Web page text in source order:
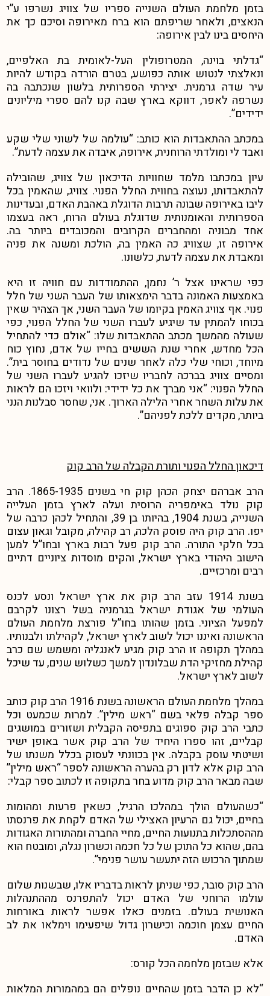
בזמן מלחמת העולם השנייה ספריו של צוויג נשרפו ע”י
הנאצים, ולאחר שריפתם הוא ברח מאירופה וסיכם כך את
היחסים בינו לבין אירופה:
“גדלתי בוינה, המטרופולין העל-לאומית בת האלפיים,
ונאלצתי לנטוש אותה כפושע, בטרם הורדה בקודש להיות
עיר שדה גרמנית. יצירתי הספרותית בלשון שנכתבה בה
נשרפה לאפר, דווקא בארץ שבה קנו להם ספרי מיליונים
ידידים”.
במכתב ההתאבדות הוא כותב: “עולמה של לשוני שלי שקע
ואבד לי ומולדתי הרוחנית, אירופה, איבדה את עצמה לדעת”.
עיון במכתבו מלמד שחוויות הדיכאון של צוויג, שהובילה
להתאבדותו, נעוצה בחווית החלל הפנוי. צוויג, שהאמין בכל
ליבו באירופה שבונה תרבות הדוגלת באהבת האדם, ובעדינות
הספרותית והאומנותית שדוגלת בעולם הרוח, ראה בעצמו
אחד מבוניה ומהחברים הקרובים והמכובדים ביותר בה.
אירופה זו, שצוויג כה האמין בה, הולכת ומשנה את פניה
ומאבדת את עצמה לדעת, כלשונו.
כפי שראינו אצל ר’ נחמן, ההתמודדות עם חוויה זו היא
באמצעות האמונה בדבר הימצאותו של העבר השני של חלל
פנוי. אף צוויג האמין בקיומו של העבר השני, אך הצהיר שאין
בכוחו להמתין עד שיגיע לעברו השני של החלל הפנוי, כפי
שעולה מהמשך מכתב ההתאבדות שלו: “אולם כדי להתחיל
הכל מחדש, אחרי שנת הששים בחייו של אדם, נחוץ כוח
מיוחד, וכוחי שלי כלה לאחר שנים של נדודים בחוסר בית”.
ומסיים צוויג בברכה לחבריו שיזכו להגיע לעברו השני של
החלל הפנוי: “אני מברך את כל ידידי: ולוואי ויזכו הם לראות
את עלות השחר אחרי הלילה הארוך. אני, שחסר סבלנות הנני
ביותר, מקדים ללכת לפניהם”.
דיכאון החלל הפנוי ותורת הקבלה של הרב קוק
הרב אברהם יצחק הכהן קוק חי בשנים 1865-1935. הרב
קוק נולד באימפריה הרוסית ועלה לארץ בזמן העלייה
השנייה, בשנת 1904, בהיותו בן 39, והתחיל לכהן כרבה של
יפו. הרב קוק היה פוסק הלכה, רב קהילה, מקובל וגאון עצום
בכל חלקי התורה. הרב קוק פעל רבות בארץ ובחו”ל למען
הישוב היהודי בארץ ישראל, והקים מוסדות ציוניים דתיים
רבים ומרכזיים.
בשנת 1914 עזב הרב קוק את ארץ ישראל ונסע לכנס
העולמי של אגודת ישראל בגרמניה בשל רצונו לקרבם
למפעל הציוני. בזמן שהותו בחו”ל פורצת מלחמת העולם
הראשונה ואיננו יכול לשוב לארץ ישראל, לקהילתו ולבנותיו.
במהלך תקופה זו הרב קוק מגיע לאנגליה ומשמש שם כרב
קהילת מחזיקי הדת שבלונדון למשך כשלוש שנים, עד שיכל
לשוב לארץ ישראל.
במהלך מלחמת העולם הראשונה בשנת 1916 הרב קוק כותב
ספר קבלה פלאי בשם “ראש מילין”. למרות שכמעט וכל
כתבי הרב קוק ספוגים בתפיסה הקבלית ושזורים במושגים
קבליים, זהו ספרו היחיד של הרב קוק אשר באופן ישיר
ושיטתי עוסק בקבלה. אין בכוונתי לעסוק בכלל משנתו של
הרב קוק אלא לדון רק בהערה הראשונה לספר “ראש מילין”
שבה מבאר הרב קוק מדוע בחר בתקופה זו לכתוב ספר קבלי:
“כשהעולם הולך במהלכו הרגיל, כשאין פרעות ומהומות
בחיים, יכול גם הרעיון האצילי של האדם לקחת את פרנסתו
מההסתכלות בתנועות החיים, מחיי החברה ומהתורות האגודות
בהם, שהוא כל התוכן של כל חכמה וכשרון נגלה, ומובטח הוא
שמתוך הרכוש הזה יתעשר עושר פנימי”.
הרב קוק סובר, כפי שניתן לראות בדבריו אלו, שבשנות שלום
עולמו הרוחני של האדם יכול להתפרנס מההתנהלות
האנושית בעולם. בזמנים כאלו אפשר לראות באורחות
החיים עצמן חוכמה וכישרון גדול שיפעימו וימלאו את לב
האדם.
אלא שבזמן מלחמה הכל קורס:
“לא כן הדבר בזמן שהחיים נופלים הם במהמורות המלאות